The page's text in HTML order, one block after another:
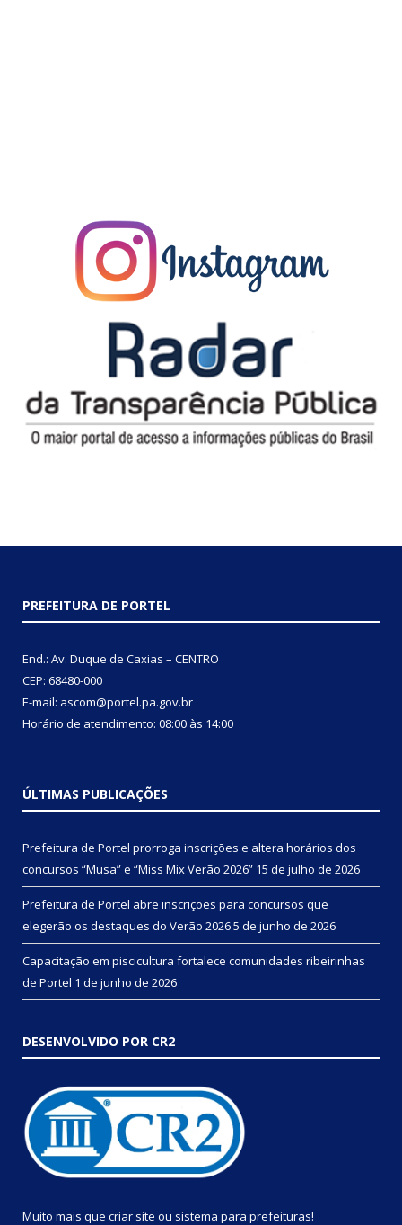
PREFEITURA DE PORTEL
End.: Av. Duque de Caxias – CENTRO
CEP: 68480-000
E-mail: ascom@portel.pa.gov.br
Horário de atendimento: 08:00 às 14:00
ÚLTIMAS PUBLICAÇÕES
Prefeitura de Portel prorroga inscrições e altera horários dos
concursos “Musa” e “Miss Mix Verão 2026” 15 de julho de 2026
Prefeitura de Portel abre inscrições para concursos que
elegerão os destaques do Verão 20265 de junho de 2026
Capacitação em piscicultura fortalece comunidades ribeirinhas
de Portel 1 de junho de 2026
DESENVOLVIDO POR CR2
Muito mais que criar site ou sistema para prefeituras!